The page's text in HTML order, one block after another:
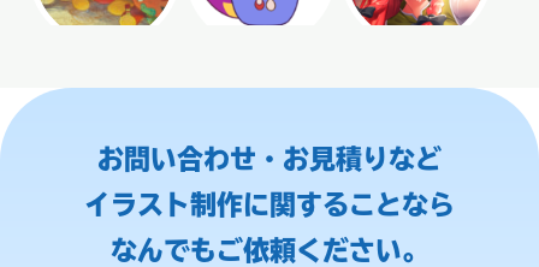
お問い合わせ・お見積りなど
イラスト制作に関することなら
なんでもご依頼ください。